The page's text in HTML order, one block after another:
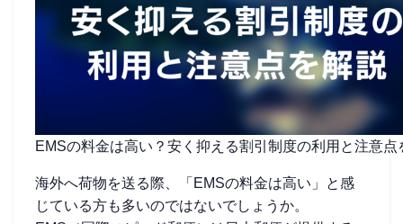
EMSの料金は高い？安く抑える割引制度の利用と注意点
海外へ荷物を送る際、「EMSの料金は高い」と感
じている方も多いのではないでしょうか。